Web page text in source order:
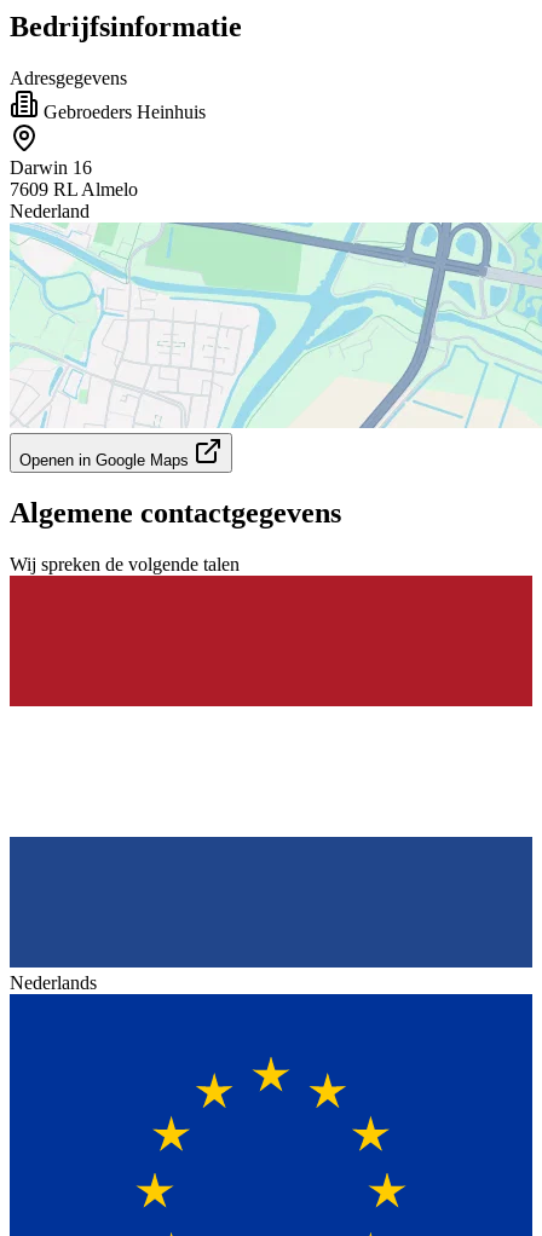
Bedrijfsinformatie
Adresgegevens
Gebroeders Heinhuis
Darwin 16
7609 RL Almelo
Nederland
Openen in Google Maps
Algemene contactgegevens
Wij spreken de volgende talen
Nederlands